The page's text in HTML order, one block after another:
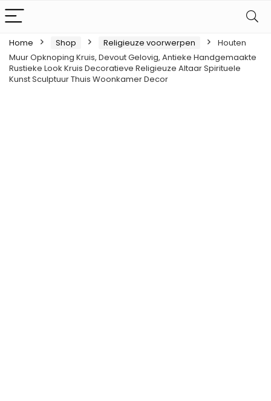
Home Shop Religieuze voorwerpen
Houten
Muur Opknoping Kruis, Devout Gelovig, Antieke Handgemaakte
Rustieke Look Kruis Decoratieve Religieuze Altaar Spirituele
Kunst Sculptuur Thuis Woonkamer Decor